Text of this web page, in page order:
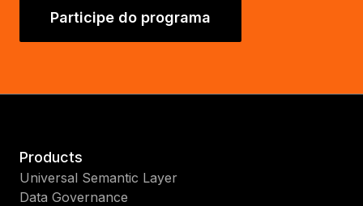
Participe do programa
Products
Universal Semantic Layer
Data Governance